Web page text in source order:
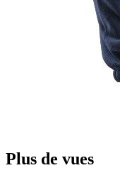
Plus de vues